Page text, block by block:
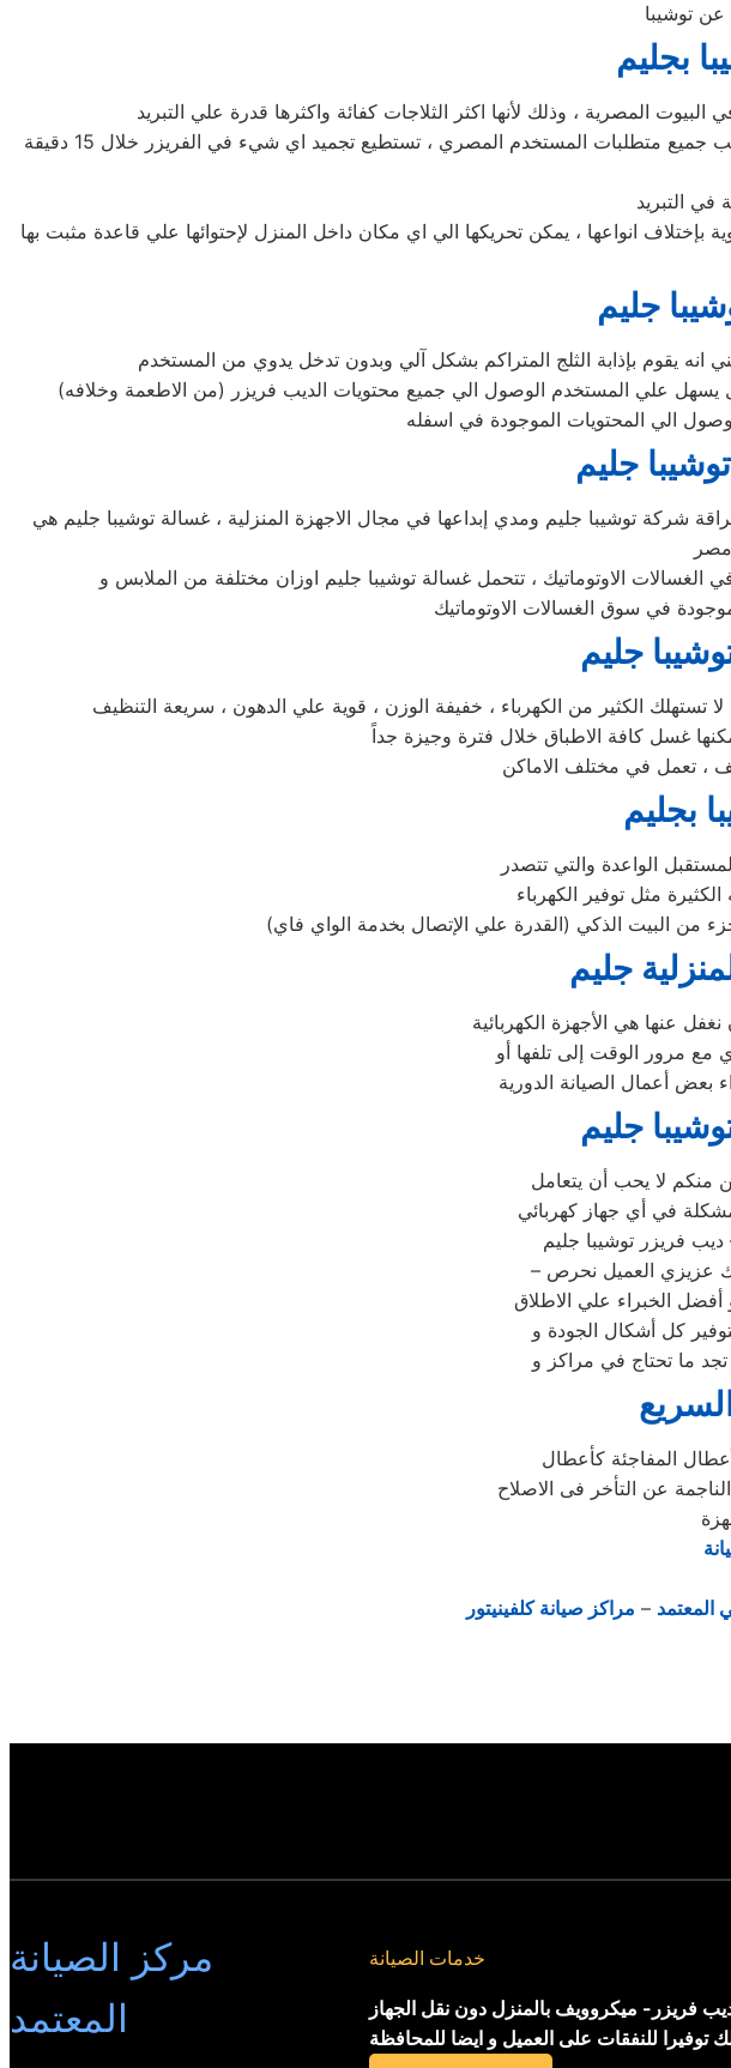
عن توشيبا
بجليم
تتميز ثلاجات توشيبا جليم بأحجامها المختلفة فمنها صغيرة الحجم بسعة كبيرة ومنها الكبيرة بسعة اكبر لتناسب جميع متطلبات المستخدم المصري ، تستطيع تجميد اي شيء في الفريزر خلال 15 دقيقة
في التبريد
انواعها ، يمكن تحريكها الي اي مكان داخل المنزل لإحتوائها علي قاعدة مثبت بها
جليم
انه يقوم بإذابة الثلج المتراكم بشكل آلي وبدون تدخل يدوي من المستخدم
جليم
شركة توشيبا جليم ومدي إبداعها في مجال الاجهزة المنزلية ، غسالة توشيبا جليم هي
الاوتوماتيك ، تتحمل غسالة توشيبا جليم اوزان مختلفة من الملابس و
جليم
بجليم
الواعدة والتي تتصدر
من البيت الذكي (القدرة علي الإتصال بخدمة الواي فاي)
جليم
عنها هي الأجهزة الكهربائية
مع مرور الوقت إلى تلفها أو
أعمال الصيانة الدورية
جليم
منكم لا يحب أن يتعامل
في أي جهاز كهربائي
ديب فريزر توشيبا جليم
عزيزي العميل نحرص
الخبراء علي الاطلاق
كل أشكال الجودة و
ما تحتاج في مراكز و
المفاجئة كأعطال
عن التأخر فى الاصلاح
المعتمد – مراكز صيانة كلفينيتور
مركز الصيانة
المعتمد
خدمات الصيانة
فريزر- ميكروويف بالمنزل دون نقل الجهاز
توفيرا للنفقات على العميل و ايضا للمحافظة